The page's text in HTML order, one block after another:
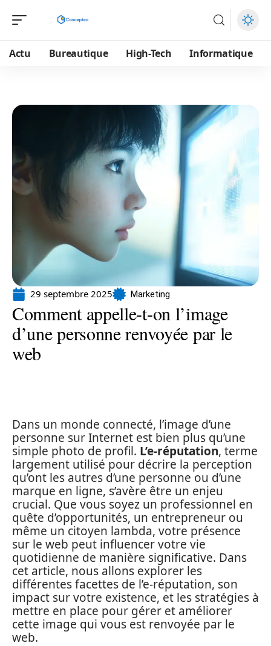
Actu Bureautique High-Tech Informatique
29 septembre 2025 Marketing
Comment appelle-t-on l’image
d’une personne renvoyée par le
web
Dans un monde connecté, l’image d’une
personne sur Internet est bien plus qu’une
simple photo de profil. L’e-réputation, terme
largement utilisé pour décrire la perception
qu’ont les autres d’une personne ou d’une
marque en ligne, s’avère être un enjeu
crucial. Que vous soyez un professionnel en
quête d’opportunités, un entrepreneur ou
même un citoyen lambda, votre présence
sur le web peut influencer votre vie
quotidienne de manière significative. Dans
cet article, nous allons explorer les
différentes facettes de l’e-réputation, son
impact sur votre existence, et les stratégies à
mettre en place pour gérer et améliorer
cette image qui vous est renvoyée par le
web.